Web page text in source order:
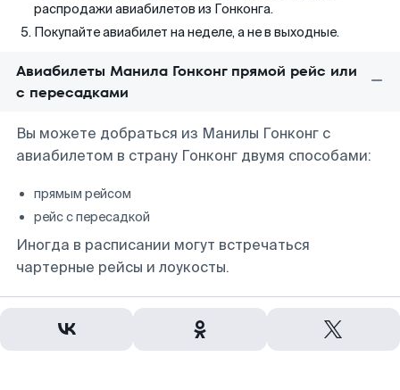
распродажи авиабилетов из Гонконга.
Покупайте авиабилет на неделе, а не в выходные.
Авиабилеты Манила Гонконг прямой рейс или
с пересадками
Вы можете добраться из Манилы Гонконг с
авиабилетом в страну Гонконг двумя способами:
прямым рейсом
рейс с пересадкой
Иногда в расписании могут встречаться
чартерные рейсы и лоукосты.